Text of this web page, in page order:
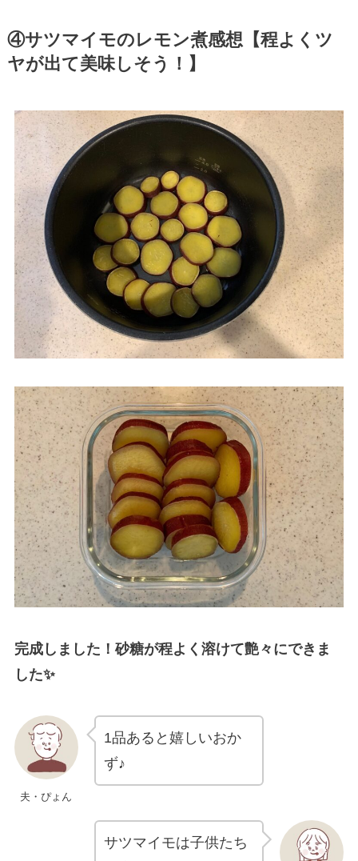
④サツマイモのレモン煮感想【程よくツ
ヤが出て美味しそう！】
完成しました！砂糖が程よく溶けて艶々にできま
した✨
夫・ぴょん
1品あると嬉しいおか
ず♪
サツマイモは子供たち